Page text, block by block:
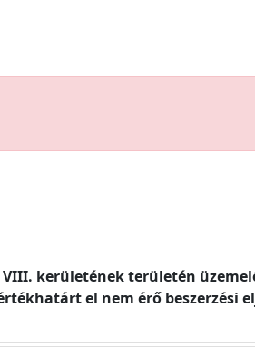
kerületének területén
el nem érő beszerzési